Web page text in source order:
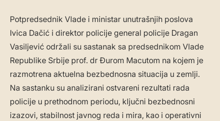
Potpredsednik Vlade i ministar unutrašnjih poslova
Ivica Dačić i direktor policije general policije Dragan
Vasiljević održali su sastanak sa predsednikom Vlade
Republike Srbije prof. dr Đurom Macutom na kojem je
razmotrena aktuelna bezbednosna situacija u zemlji.
Na sastanku su analizirani ostvareni rezultati rada
policije u prethodnom periodu, ključni bezbednosni
izazovi, stabilnost javnog reda i mira, kao i operativni